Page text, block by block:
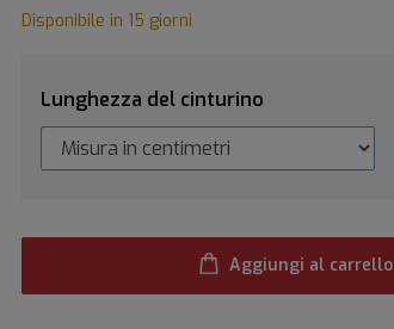
Disponibile in 15 giorni
Lunghezza del cinturino
Aggiungi al carrello